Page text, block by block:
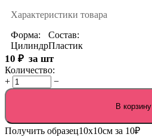
Характеристики товара
Форма:
Цилиндр
Состав:
Пластик
10 ₽ за шт
Количество:
+
−
В корзину
Получить образец10х10см за 10₽